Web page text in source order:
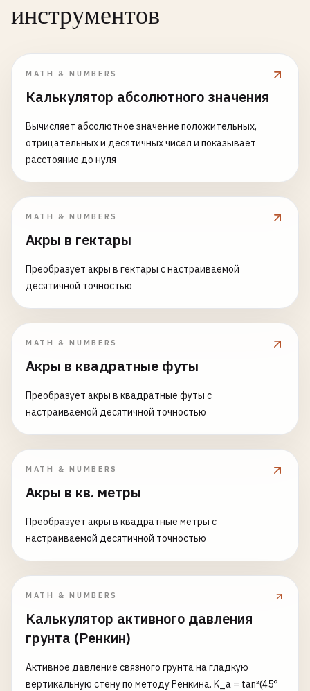
инструментов
MATH & NUMBERS
Калькулятор абсолютного значения
Вычисляет абсолютное значение положительных,
отрицательных и десятичных чисел и показывает
расстояние до нуля
MATH & NUMBERS
Акры в гектары
Преобразует акры в гектары с настраиваемой
десятичной точностью
MATH & NUMBERS
Акры в квадратные футы
Преобразует акры в квадратные футы с
настраиваемой десятичной точностью
MATH & NUMBERS
Акры в кв. метры
Преобразует акры в квадратные метры с
настраиваемой десятичной точностью
MATH & NUMBERS
Калькулятор активного давления
грунта (Ренкин)
Активное давление связного грунта на гладкую
вертикальную стену по методу Ренкина. K_a = tan²(45°